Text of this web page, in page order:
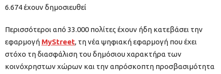
6.674 έχουν δημοσιευθεί
Περισσότεροι από 33.000 πολίτες έχουν ήδη κατεβάσει την
εφαρμογή MyStreet, τη νέα ψηφιακή εφαρμογή που έχει
στόχο τη διασφάλιση του δημόσιου χαρακτήρα των
κοινόχρηστων χώρων και την απρόσκοπτη προσβασιμότητα